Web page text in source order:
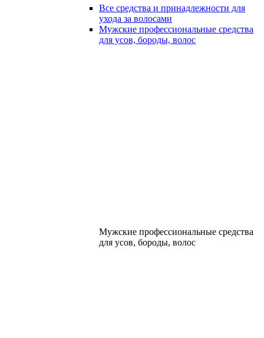
Все средства и принадлежности для
ухода за волосами
Мужские профессиональные средства
для усов, бороды, волос
Мужские профессиональные средства
для усов, бороды, волос